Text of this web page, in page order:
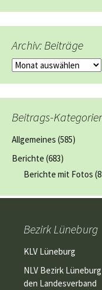
Archiv: Beiträge
Archiv:
Beitrags-
Allgemeines (585)
Berichte (683)
Berichte mit Fotos
Bezirk Lüneburg
KLV Lüneburg
NLV Bezirk
den Landesverband